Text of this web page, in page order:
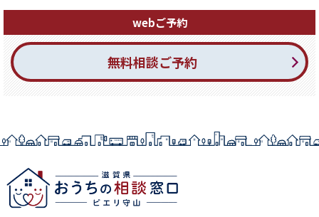
webご予約
無料相談ご予約